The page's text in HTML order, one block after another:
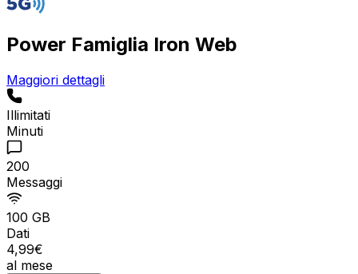
Power Famiglia Iron Web
Maggiori dettagli
Illimitati
Minuti
200
Messaggi
100 GB
Dati
4,99€
al mese